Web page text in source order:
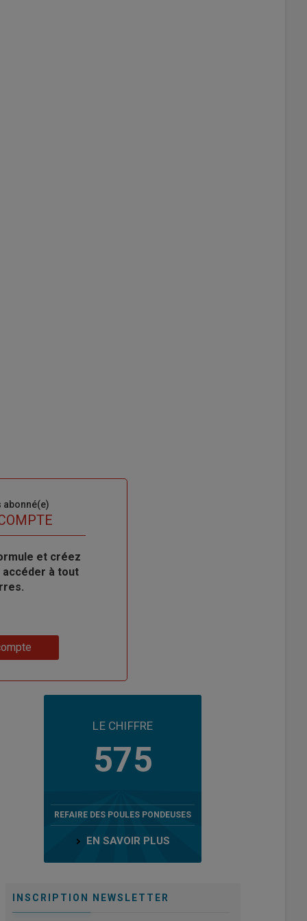
abonné(e)
et créez
à tout
LE CHIFFRE
575
REFAIRE DES POULES PONDEUSES
EN SAVOIR PLUS
INSCRIPTION NEWSLETTER